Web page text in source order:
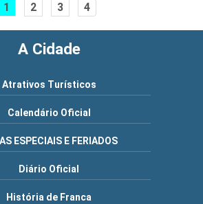
1 2 3 4
A Cidade
Atrativos Turísticos
Calendário Oficial
ESPECIAIS E FERIADOS
Diário Oficial
História de Franca